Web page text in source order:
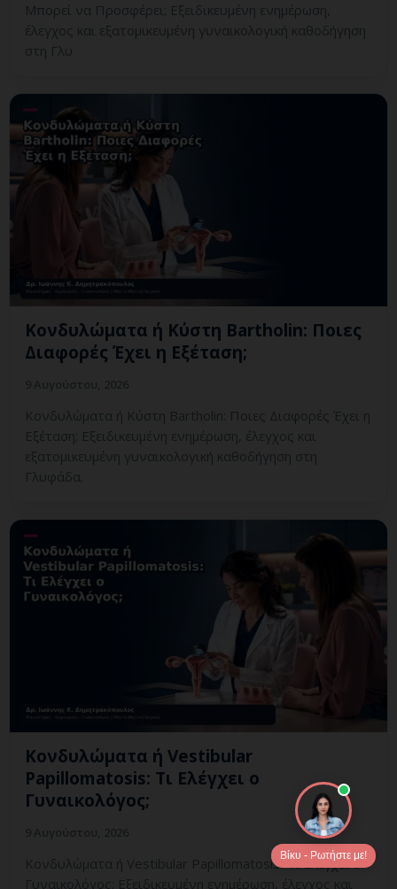
Μπορεί να Προσφέρει; Εξειδικευμένη ενημέρωση,
έλεγχος και εξατομικευμένη γυναικολογική καθοδήγηση
στη Γλυ
Κονδυλώματα ή Κύστη Bartholin: Ποιες
Διαφορές Έχει η Εξέταση;
Κονδυλώματα ή Κύστη Bartholin: Ποιες Διαφορές Έχει η
Εξέταση; Εξειδικευμένη ενημέρωση, έλεγχος και
εξατομικευμένη γυναικολογική καθοδήγηση στη
Γλυφάδα.
Κονδυλώματα ή Vestibular
Papillomatosis: Τι Ελέγχει ο
Γυναικολόγος;
Κονδυλώματα ή Vestibular Papillomatosis: Τι Ελέγχει ο
Γυναικολόγος; Εξειδικευμένη ενημέρωση, έλεγχος και
Βίκυ - Ρωτήστε με!